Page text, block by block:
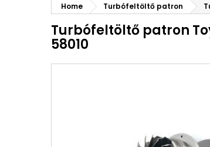
Home Turbófeltöltő patron
Turbófeltöltő patron
58010